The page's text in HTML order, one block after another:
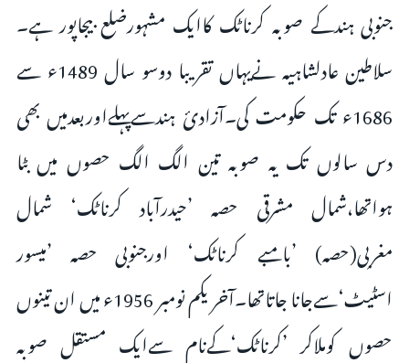
جنوبی ہندکے صوبہ کرناٹک کاایک مشہورضلع بیجاپور ہے۔
سلاطین عادلشاہیہ نےیہاں تقریبا دوسو سال 1489ء سے
1686ء تک حکومت کی۔آزادئ ہندسےپہلےاوربعدمیں بھی
دس سالوں تک یہ صوبہ تین الگ الگ حصوں میں بٹا
ہواتھا،شمال مشرقی حصہ ’حیدرآباد کرناٹک‘ شمال
مغربی(حصہ) ’بامبے کرناٹک‘ اورجنوبی حصہ ’میسور
اسٹیٹ‘سےجانا جاتاتھا۔آخر یکم نومبر 1956ء میں ان تینوں
حصوں کوملاکر ’کرناٹک‘کےنام سےایک مستقل صوبہ